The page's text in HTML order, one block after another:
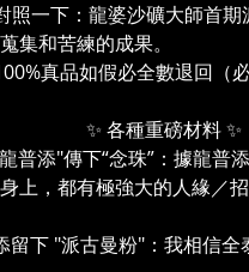
照一下：龍婆沙礦大師首
集和苦練的成果。
真品如假必全數退回（
種重磅材料 ✨
普添"傳下“念珠”：據龍普
上，都有極強大的人緣／
留下 "派古曼粉"：我相信